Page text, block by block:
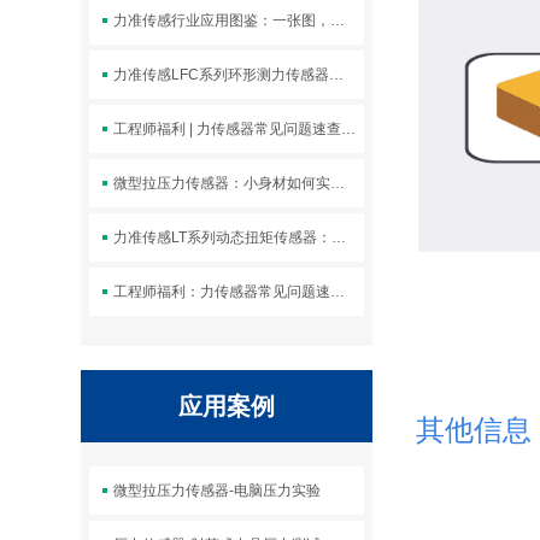
其他信息
力准传感行业应用图鉴：一张图，纵览20+精密制造核心场景
力准传感LFC系列环形测力传感器：钢架塔螺栓轴力精确测量的首
工程师福利 | 力传感器常见问题速查手册
微型拉压力传感器：小身材如何实现大测量？
力准传感LT系列动态扭矩传感器：电机性能测试从"估
工程师福利：力传感器常见问题速查手册
应用案例
微型拉压力传感器-电脑压力实验